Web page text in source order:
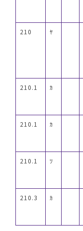
210 ﾔ
210.1 ｶ
210.1 ｶ
210.1 ﾂ
210.3 ｶ